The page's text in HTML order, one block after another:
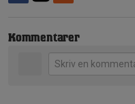
Kommentarer